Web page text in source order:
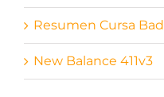
Resumen Cursa
New Balance 411v3